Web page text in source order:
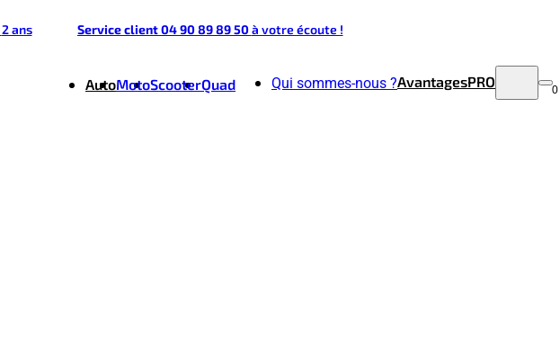
2 ans Service client 04 90 89 89 50à votre écoute !
AutoMotoScooterQuad Qui sommes-nous ?AvantagesPRO 0